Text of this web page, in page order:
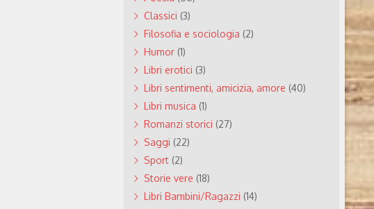
Classici (3)
Filosofia e sociologia (2)
Humor(1)
Libri erotici (3)
Libri sentimenti, amicizia, amore (40)
Libri musica (1)
Romanzi storici (27)
Saggi (22)
Sport(2)
Storie vere (18)
Libri Bambini/Ragazzi (14)